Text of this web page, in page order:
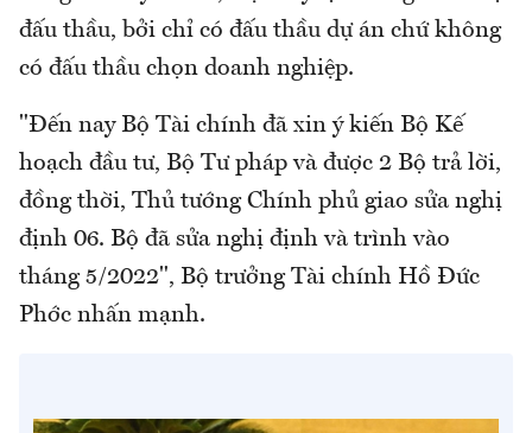
đấu thầu, bởi chỉ có đấu thầu dự án chứ không
có đấu thầu chọn doanh nghiệp.
"Đến nay Bộ Tài chính đã xin ý kiến Bộ Kế
hoạch đầu tư, Bộ Tư pháp và được 2 Bộ trả lời,
đồng thời, Thủ tướng Chính phủ giao sửa nghị
định 06. Bộ đã sửa nghị định và trình vào
tháng 5/2022", Bộ trưởng Tài chính Hồ Đức
Phớc nhấn mạnh.